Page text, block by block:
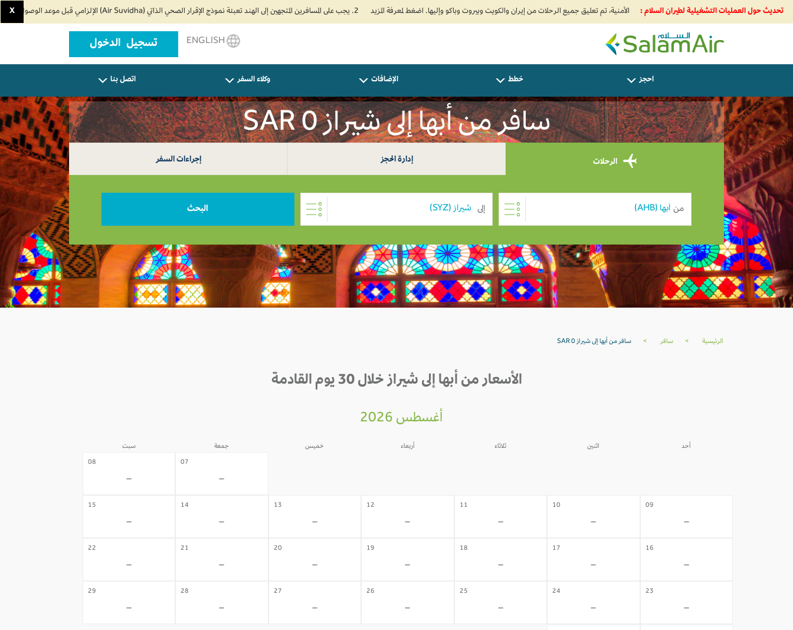
تحديث حول العمليات التشغيلية لطيران السلام : 2. يجب على المسافرين المتجهين إلى الهند تعبئة نموذج الإقرار الصحي الذاتي (Air Suvidha) الإلزامي قبل موعد الوصول بـ 24 ساعة على الأقل. اضغط هنا للدخول إلى بوابة Air Suvidha. X
SalamAir
تسجيل الدخول
احجز خطط الإضافات وكلاء السفر اتصل بنا
سافر من أبها إلى شيراز SAR 0
الرحلات إدارة الحجز إجراءات السفر
من إلى البحث
الرئيسية > سافر > سافر من أبها إلى شيراز SAR 0
الأسعار من أبها إلى شيراز خلال 30 يوم القادمة
أغسطس 2026
أحد اثنين ثلاثاء أربعاء خميس جمعة سبت
07
-
08
-
09
-
10
-
11
-
12
-
13
-
14
-
15
-
16
-
17
-
18
-
19
-
20
-
21
-
22
-
23
-
24
-
25
-
26
-
27
-
28
-
29
-